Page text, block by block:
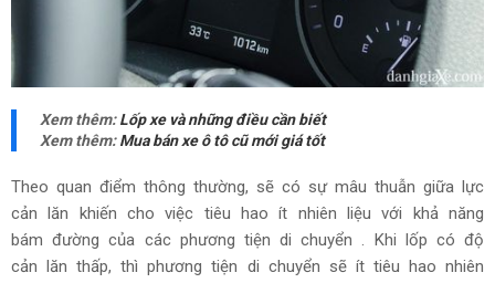
Xem thêm:Lốp xe và những điều cần biết
Xem thêm:Mua bán xe ô tô cũ mới giá tốt
Theo quan điểm thông thường, sẽ có sự mâu thuẫn giữa lực
cản lăn khiến cho việc tiêu hao ít nhiên liệu với khả năng
bám đường của các phương tiện di chuyển . Khi lốp có độ
cản lăn thấp, thì phương tiện di chuyển sẽ ít tiêu hao nhiên